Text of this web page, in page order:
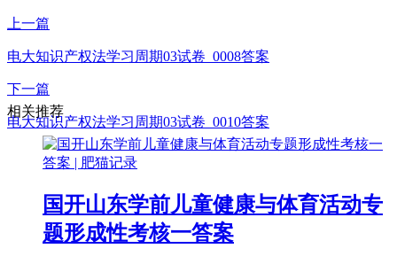
上一篇
电大知识产权法学习周期03试卷_0008答案
下一篇
电大知识产权法学习周期03试卷_0010答案
相关推荐
国开山东学前儿童健康与体育活动专
题形成性考核一答案